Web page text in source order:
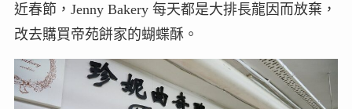
近春節，Jenny Bakery 每天都是大排長龍因而放棄，
改去購買帝苑餅家的蝴蝶酥。